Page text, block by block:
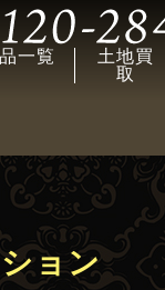
一覧
土地買
取
ョン